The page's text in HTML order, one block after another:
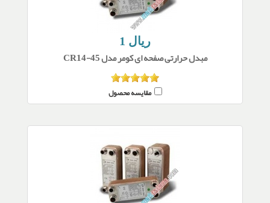
1 ریال
مبدل حرارتی صفحه ای کومر مدل CR14-45
مقایسه محصول